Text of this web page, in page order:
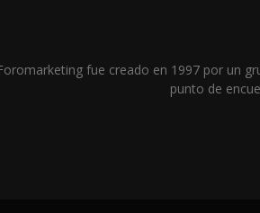
fue creado en 1997 por un
punto de